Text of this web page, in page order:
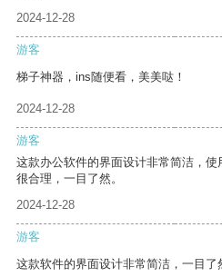
2024-12-28
游客
梯子神器，ins随便看，美美哒！
2024-12-28
游客
这款办公软件的界面设计非常简洁，
很合理，一目了然。
2024-12-28
游客
这款软件的界面设计非常简洁，一目了